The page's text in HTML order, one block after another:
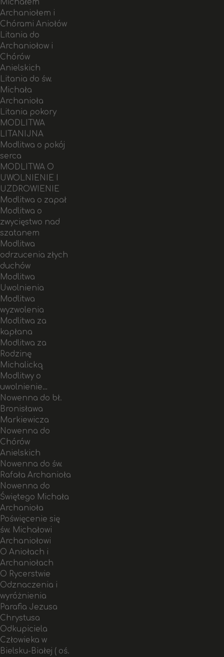
Michałem
Archaniołem i
Chórami Aniołów
Litania do
Archaniołow i
Chórów
Anielskich
Litania do św.
Michała
Archanioła
Litania pokory
MODLITWA
LITANIJNA
Modlitwa o pokój
serca
MODLITWA O
UWOLNIENIE I
UZDROWIENIE
Modlitwa o zapał
Modlitwa o
zwycięstwo nad
szatanem
Modlitwa
odrzucenia złych
duchów
Modlitwa
Uwolnienia
Modlitwa
wyzwolenia
Modlitwa za
kapłana
Modlitwa za
Rodzinę
Michalicką
Modlitwy o
uwolnienie…
Nowenna do bł.
Bronisława
Markiewicza
Nowenna do
Chórów
Anielskich
Nowenna do św.
Rafała Archanioła
Nowenna do
Świętego Michała
Archanioła
Poświęcenie się
św. Michałowi
Archaniołowi
O Aniołach i
Archaniołach
O Rycerstwie
Odznaczenia i
wyróżnienia
Parafia Jezusa
Chrystusa
Odkupiciela
Człowieka w
Bielsku-Białej ( oś.